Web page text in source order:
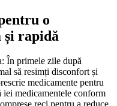
o
și rapidă
În primele zile după
să resimți disconfort și
medicamente pentru
iei medicamentele conform